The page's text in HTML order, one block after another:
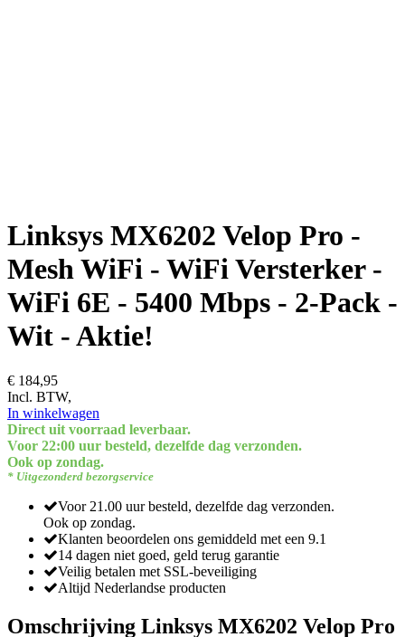
Linksys MX6202 Velop Pro -
Mesh WiFi - WiFi Versterker -
WiFi 6E - 5400 Mbps - 2-Pack -
Wit - Aktie!
€ 184,95
Incl. BTW,
In winkelwagen
Direct uit voorraad leverbaar.
Voor 22:00 uur besteld, dezelfde dag verzonden.
Ook op zondag.
* Uitgezonderd bezorgservice
Voor 21.00 uur besteld, dezelfde dag verzonden.
Ook op zondag.
Klanten beoordelen ons gemiddeld met een 9.1
14 dagen niet goed, geld terug garantie
Veilig betalen met SSL-beveiliging
Altijd Nederlandse producten
Omschrijving Linksys MX6202 Velop Pro